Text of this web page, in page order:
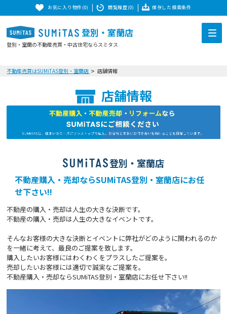
お気に入り物件(0) 閲覧履歴(0) 保存した検索条件
登別・室蘭店
登別・室蘭の不動産売買・中古住宅ならスミタス
不動産売買はSUMiTAS登別・室蘭店 店舗情報
店舗情報
登別・室蘭店
不動産購入・売却ならSUMiTAS登別・室蘭店にお任
せ下さい!!
不動産の購入・売却は人生の大きな決断です。
不動産の購入・売却は人生の大きなイベントです。
そんなお客様の大きな決断とイベントに弊社がどのように関われるのか
を一緒に考えて、最良のご提案を致します。
購入したいお客様にはわくわくをプラスしたご提案を。
売却したいお客様には適切で誠実なご提案を。
不動産購入・売却ならSUMiTAS登別・室蘭店にお任せ下さい!!